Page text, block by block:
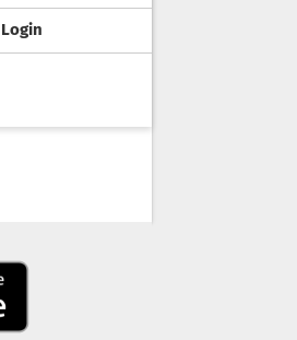
Login